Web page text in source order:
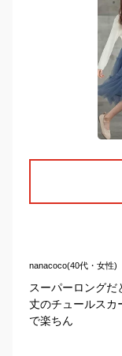
nanacoco(40代・女性)
スーパーロング
丈のチュールスカ
で楽ちん